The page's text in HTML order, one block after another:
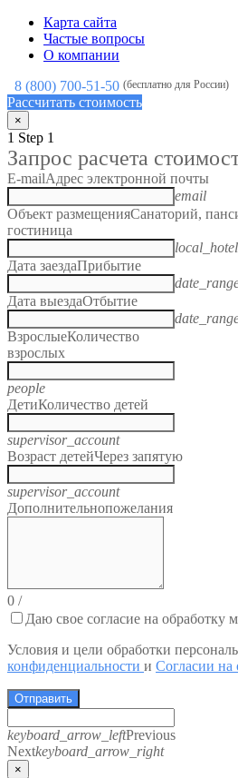
Карта сайта
Частые вопросы
О компании
8 (800) 700-51-50 (бесплатно для России)
Рассчитать стоимость
×
1 Step 1
Запрос расчета
E-mailАдрес электронной почты
email
Объект размещенияСанаторий,
гостиница
local_hotel
Дата заездаПрибытие
Дата выездаОтбытие
ВзрослыеКоличество
взрослых
people
ДетиКоличество детей
supervisor_account
Возраст детейЧерез запятую
supervisor_account
Дополнительнопожелания
0 /
Даю свое согласие на
Условия и цели обработки
конфиденциальности и Согласии на
Отправить
keyboard_arrow_leftPrevious
Nextkeyboard_arrow_right
×